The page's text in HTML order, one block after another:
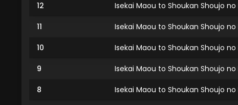
12 Isekai Maou to Shoukan Shoujo no
11 Isekai Maou to Shoukan Shoujo no
10 Isekai Maou to Shoukan Shoujo
9 Isekai Maou to Shoukan Shoujo
8 Isekai Maou to Shoukan Shoujo